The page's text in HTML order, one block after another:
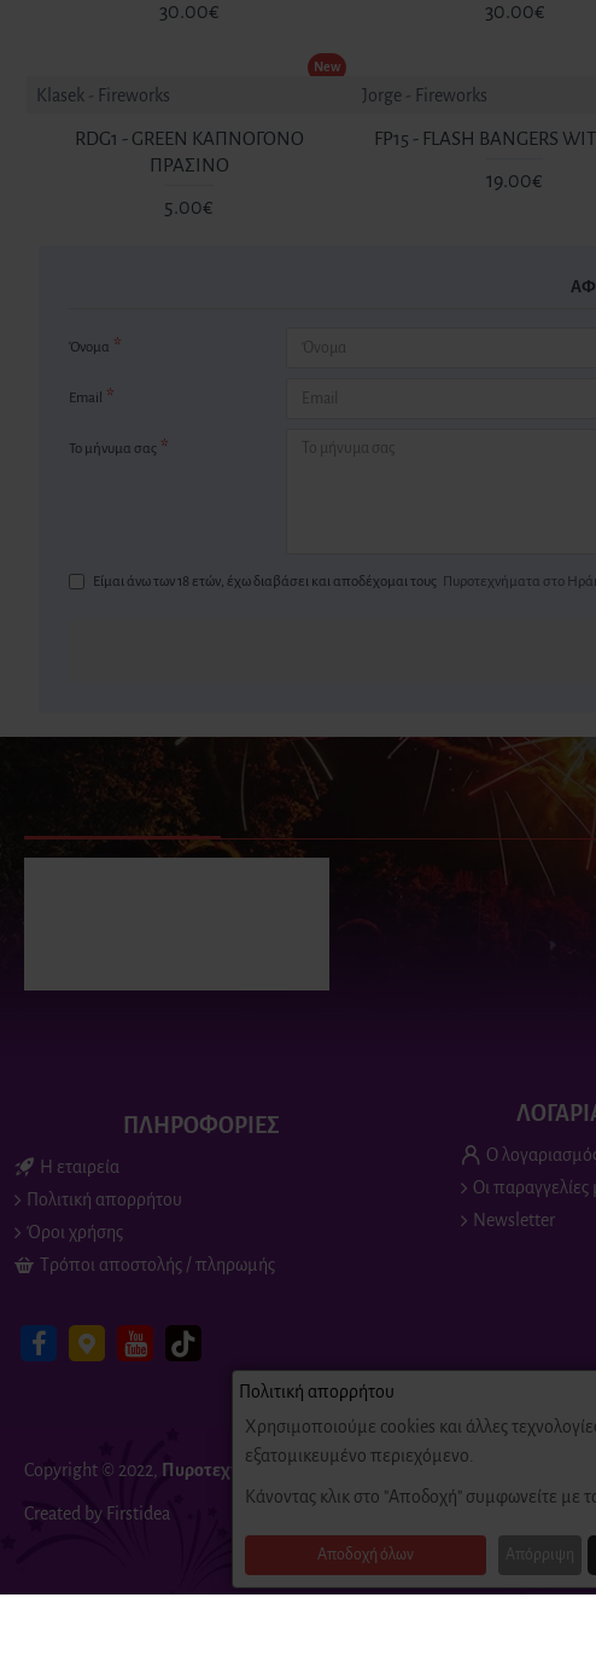
30.00€ 30.00€
New
Klasek - Fireworks
RDG1 - GREEN ΚΑΠΝΟΓΟΝΟ
ΠΡΑΣΙΝΟ
5.00€
Jorge - Fireworks
FP15 - FLASH BANGERS
19.00€
Όνομα
Email
Το μήνυμα σας
Είμαι άνω των 18 ετών, έχω διαβάσει και αποδέχομαι τους
ΕΙΔΑΤΕ ΠΡΟΣΦΑΤΑ ΕΙΔΑΝ ΟΙ ΠΕΡΙΣΣΟΤΕΡΟΙ
ΠΛΗΡΟΦΟΡΙΕΣ
Η εταιρεία
Πολιτική απορρήτου
Όροι χρήσης
Τρόποι αποστολής / πληρωμής
Ο
Οι παραγγελίες
Newsletter
Copyright © 2022, Πυροτεχνήματα Fire-Fireworks, All Rights Reserved
Created by Firstidea
Πολιτική απορρήτου
Χρησιμοποιούμε cookies και άλλες
εξατομικευμένο περιεχόμενο.
Κάνοντας κλικ στο "Αποδοχή" συμφωνείτε με
Αποδοχή όλων Απόρριψη